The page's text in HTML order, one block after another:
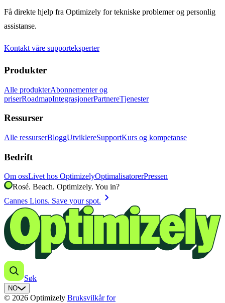
Få direkte hjelp fra Optimizely for tekniske problemer og personlig
assistanse.
Kontakt våre supporteksperter
Produkter
Alle produkterAbonnementer og
priserRoadmapIntegrasjonerPartnereTjenester
Ressurser
Alle ressurserBloggUtviklereSupportKurs og kompetanse
Bedrift
Om ossLivet hos OptimizelyOptimalisatorerPressen
Rosé. Beach. Optimizely. You in?
Cannes Lions. Save your spot. chevron_right
Søk
NO
© 2026 Optimizely Bruksvilkår for